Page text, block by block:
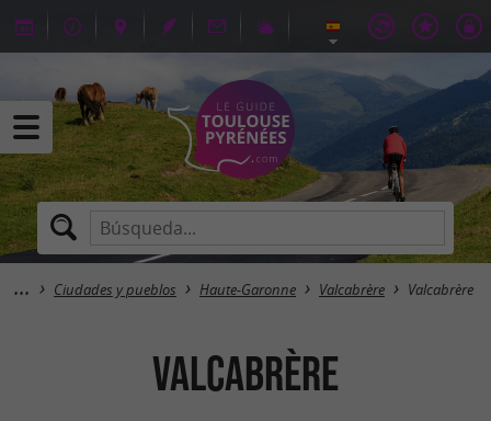
Ciudades y pueblos Haute-Garonne Valcabrère Valcabrère
Valcabrère